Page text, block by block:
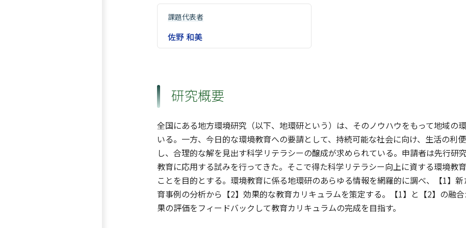
課題代表者
佐野 和美
研究概要
全国にある地方環境研究（以下、地環研という）は、そのノウハウをもって地域の
いる。一方、今日的な環境教育への要請として、持続可能な社会に向け、生活の利
し、合理的な解を見出す科学リテラシーの醸成が求められている。申請者は先行研
教育に応用する試みを行ってきた。そこで得た科学リテラシー向上に資する環境教
ことを目的とする。環境教育に係る地環研のあらゆる情報を網羅的に調べ、【1】
育事例の分析から【2】効果的な教育カリキュラムを策定する。【1】と【2】の融
果の評価をフィードバックして教育カリキュラムの完成を目指す。